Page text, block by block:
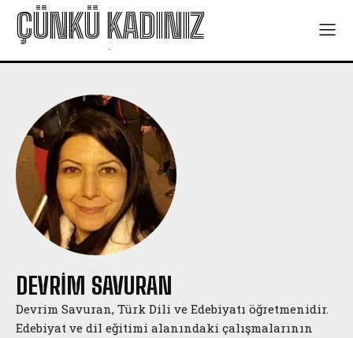
ÇÜNKÜ KADINIZ
-
DEVRIM SAVURAN
Devrim Savuran, Türk Dili ve Edebiyatı öğretmenidir.
Edebiyat ve dil eğitimi alanındaki çalışmalarının